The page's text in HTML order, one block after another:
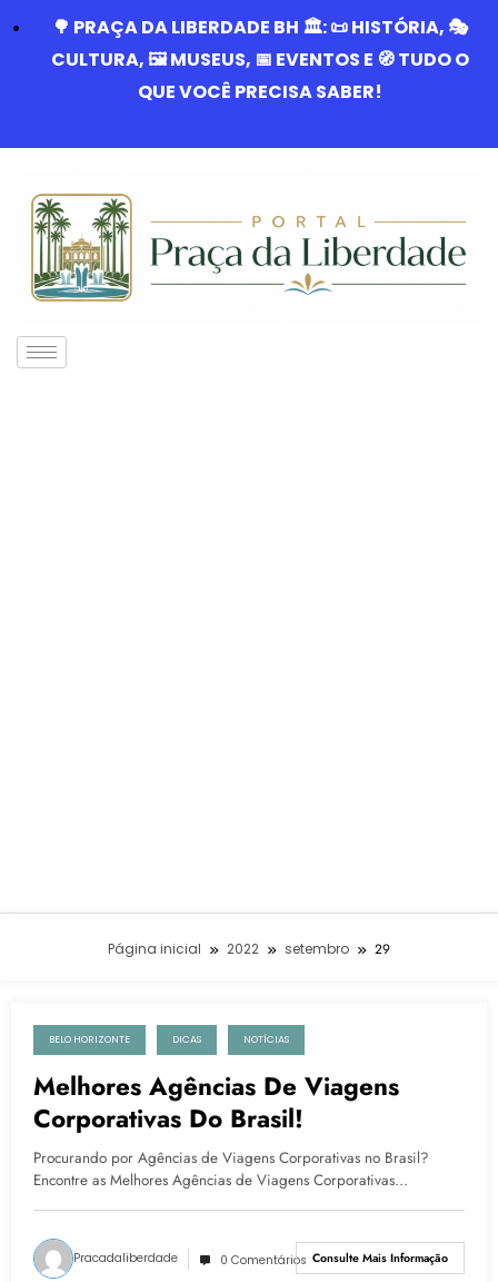
🌳 PRAÇA DA LIBERDADE BH 🏛️: 📜 HISTÓRIA, 🎭
CULTURA, 🖼️ MUSEUS, 📅 EVENTOS E 🧭 TUDO O
QUE VOCÊ PRECISA SABER!
Página inicial 2022 setembro 29
29 de setembro de 2022
BELO HORIZONTE DICAS NOTÍCIAS
Melhores Agências De Viagens
Corporativas Do Brasil!
Procurando por Agências de Viagens Corporativas no Brasil?
Encontre as Melhores Agências de Viagens Corporativas…
Pracadaliberdade 0 Comentários Consulte Mais Informação